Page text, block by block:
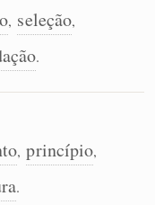
, seleção,
.
, princípio,
.